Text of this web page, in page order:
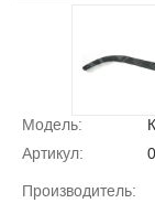
Модель:
Артикул:
Производитель: